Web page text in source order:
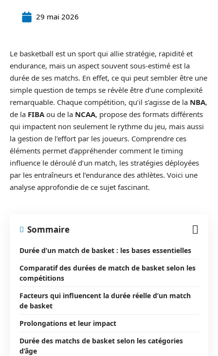
29 mai 2026
Le basketball est un sport qui allie stratégie, rapidité et
endurance, mais un aspect souvent sous-estimé est la
durée de ses matchs. En effet, ce qui peut sembler être une
simple question de temps se révèle être d’une complexité
remarquable. Chaque compétition, qu’il s’agisse de la NBA,
de la FIBAou de la NCAA, propose des formats différents
qui impactent non seulement le rythme du jeu, mais aussi
la gestion de l’effort par les joueurs. Comprendre ces
éléments permet d’appréhender comment le timing
influence le déroulé d’un match, les stratégies déployées
par les entraîneurs et l’endurance des athlètes. Voici une
analyse approfondie de ce sujet fascinant.
Sommaire
Durée d’un match de basket : les bases essentielles
Comparatif des durées de match de basket selon les
compétitions
Facteurs qui influencent la durée réelle d’un match
de basket
Prolongations et leur impact
Durée des matchs de basket selon les catégories
d’âge